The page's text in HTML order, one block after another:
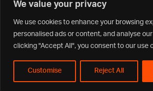
We value your privacy
We use cookies to enhance your browsing
personalised ads or content, and analyse
clicking "Accept All", you consent to our use
Customise Reject All